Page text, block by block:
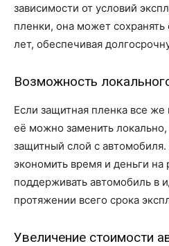
зависимости от условий
пленки, она может сохранять
лет, обеспечивая
Возможность
Если защитная пленка все
её можно заменить
защитный слой с автомобиля.
экономить время и деньги на
поддерживать автомобиль в
протяжении всего срока
Увеличение стоимости